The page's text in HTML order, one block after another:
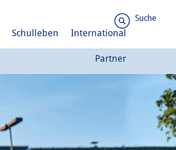
Schulleben International
Partner
Suche